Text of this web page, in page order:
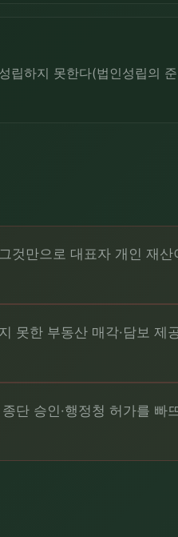
립하지 못한다(법인성립의
것만으로 대표자 개인 재
못한 부동산 매각·담보
단 승인·행정청 허가를